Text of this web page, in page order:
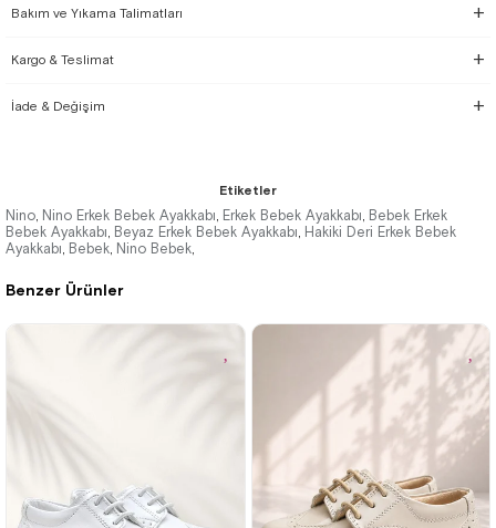
Bakım ve Yıkama Talimatları
Kargo & Teslimat
İade & Değişim
Benzer Ürünler
Etiketler
Nino, Nino Erkek Bebek Ayakkabı, Erkek Bebek Ayakkabı, Bebek Erkek
Bebek Ayakkabı, Beyaz Erkek Bebek Ayakkabı, Hakiki Deri Erkek Bebek
Ayakkabı, Bebek, Nino Bebek,